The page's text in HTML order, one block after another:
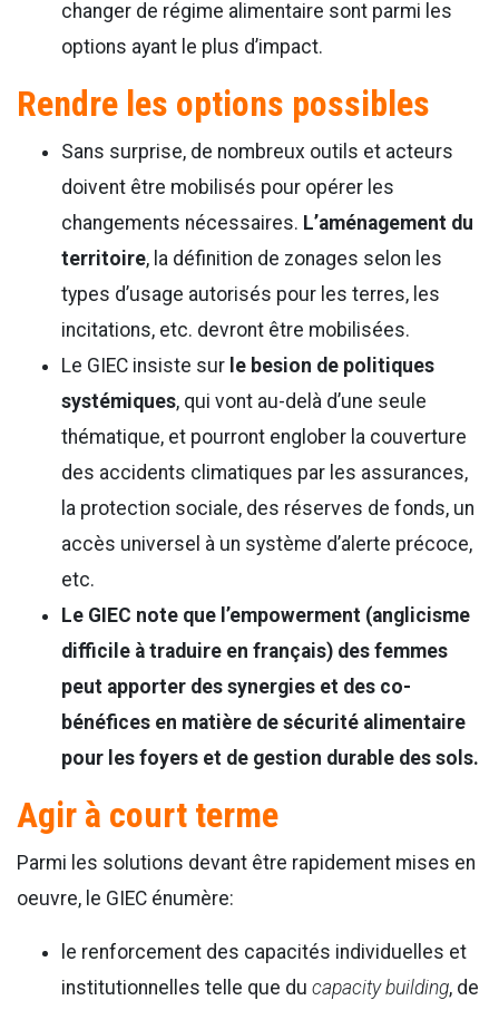
changer de régime alimentaire sont parmi les
options ayant le plus d’impact.
Rendre les options possibles
Sans surprise, de nombreux outils et acteurs
doivent être mobilisés pour opérer les
changements nécessaires. L’aménagement du
territoire, la définition de zonages selon les
types d’usage autorisés pour les terres, les
incitations, etc. devront être mobilisées.
Le GIEC insiste sur le besion de politiques
systémiques, qui vont au-delà d’une seule
thématique, et pourront englober la couverture
des accidents climatiques par les assurances,
la protection sociale, des réserves de fonds, un
accès universel à un système d’alerte précoce,
etc.
Le GIEC note que l’empowerment (anglicisme
difficile à traduire en français) des femmes
peut apporter des synergies et des co-
bénéfices en matière de sécurité alimentaire
pour les foyers et de gestion durable des sols.
Agir à court terme
Parmi les solutions devant être rapidement mises en
oeuvre, le GIEC énumère:
le renforcement des capacités individuelles et
institutionnelles telle que du capacity building, de